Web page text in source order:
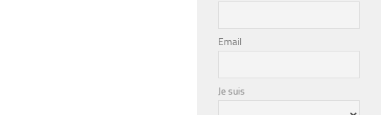
Email
Je suis